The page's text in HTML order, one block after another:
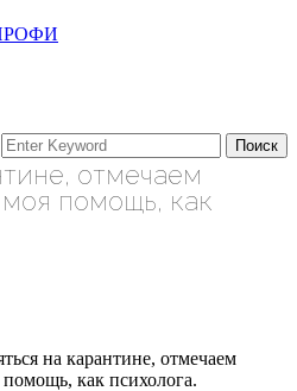
отмечаем
помощь, как
на карантине, отмечаем
как психолога.